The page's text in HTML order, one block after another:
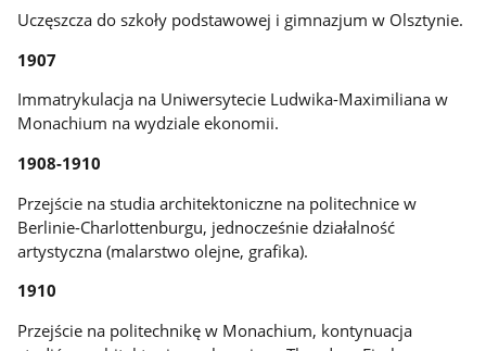
Uczęszcza do szkoły podstawowej i gimnazjum w Olsztynie.
1907
Immatrykulacja na Uniwersytecie Ludwika-Maximiliana w
Monachium na wydziale ekonomii.
1908-1910
Przejście na studia architektoniczne na politechnice w
Berlinie-Charlottenburgu, jednocześnie działalność
artystyczna (malarstwo olejne, grafika).
1910
Przejście na politechnikę w Monachium, kontynuacja